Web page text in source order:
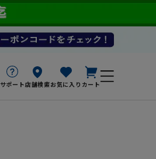
サポート店舗検索お気に入り カート